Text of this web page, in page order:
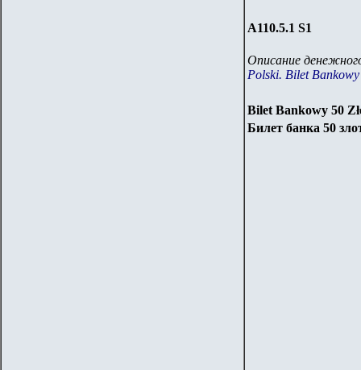
А110.5.1 S1
Описание
Polski. Bilet
Bilet Bankowy 50
Билет банка 50